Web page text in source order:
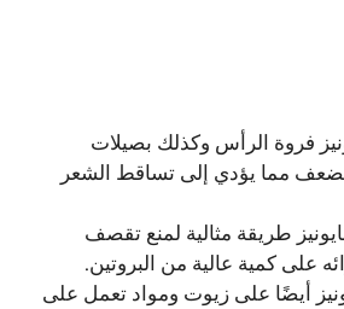
فروة الرأس وكذلك بصيلات
مما يؤدي إلى تساقط الشعر
طريقة مثالية لمنع تقصف
على كمية عالية من البروتين.
أيضًا على زيوت ومواد تعمل على